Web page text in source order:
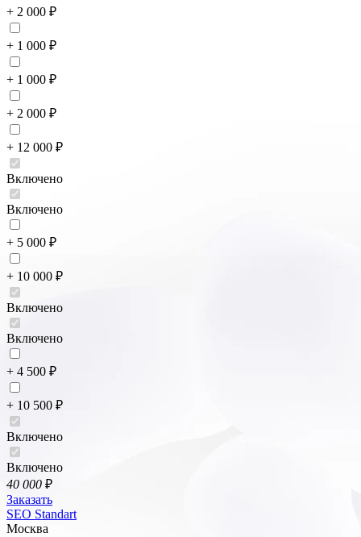
+ 2 000 ₽
+ 1 000 ₽
+ 1 000 ₽
+ 2 000 ₽
+ 12 000 ₽
Включено
Включено
+ 5 000 ₽
+ 10 000 ₽
Включено
Включено
+ 4 500 ₽
+ 10 500 ₽
Включено
Включено
40 000 ₽
Заказать
SEO Standart
Москва